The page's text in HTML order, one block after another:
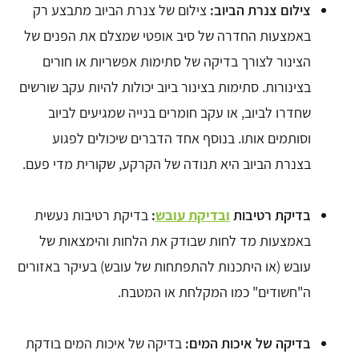
צילום צנרת הביוב: צילום של צנרת הביוב מתבצע רק
באמצעות החדרה של סיב אופטי שמצלם את הפנים של
הצינור לצורך בדיקה של סתימות אפשריות או חורים
בצינורות. סתימות בצינור ביוב יכולות להיות עקב שורשים
שחדרו לביוב, או עקב חומרים בנייה שמגיעים לביוב
וסותמים אותו. בנוסף אחד הדברים שיכולים לפגוע
בצנרת הביוב היא תנודה של הקרקע, שקורית מדי פעם.
בדיקת רטיבות ובדיקת עובש: בדיקת רטיבות נעשית
באמצעות מד לחות שבודק את הלחות והימצאות של
עובש (או היתכנות להתפתחות של עובש) בעיקר באזורים
ה"חשודים" כמו המקלחת או המטבח.
בדיקה של איכות המים: בדיקה של איכות המים בודקת